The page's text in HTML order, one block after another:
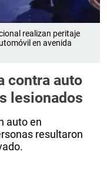
realizan peritaje
en avenida
contra auto
lesionados
auto en
resultaron